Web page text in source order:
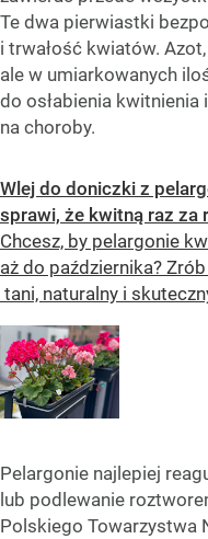
Te dwa pierwiastki
i trwałość kwiatów.
ale w umiarkowanych
do osłabienia
na choroby.
Wlej do doniczki z
sprawi, że kwitną raz za
Chcesz, by pelargonie
aż do października?
tani, naturalny i
Pelargonie najlepiej
lub podlewanie
Polskiego Towarzystwa